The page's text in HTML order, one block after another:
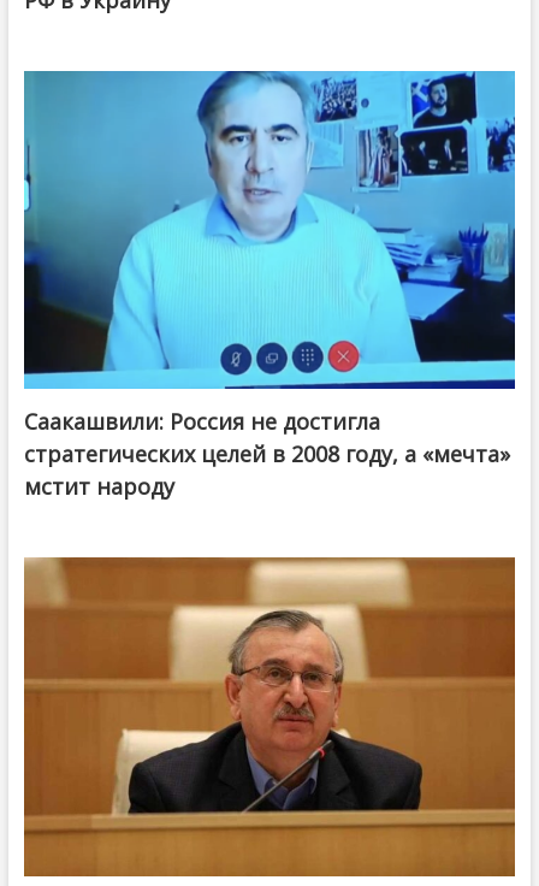
Саакашвили: Россия не достигла
стратегических целей в 2008 году, а «мечта»
мстит народу